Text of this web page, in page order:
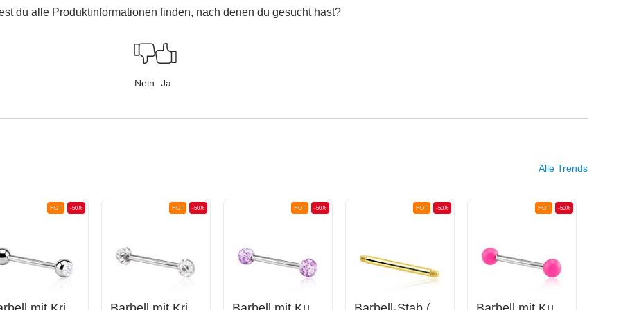
du alle Produktinformationen finden, nach denen du gesucht hast?
Nein Ja
Alle Trends
-50%
HOT -50%
HOT -50%
HOT -50%
HOT -50%
HOT